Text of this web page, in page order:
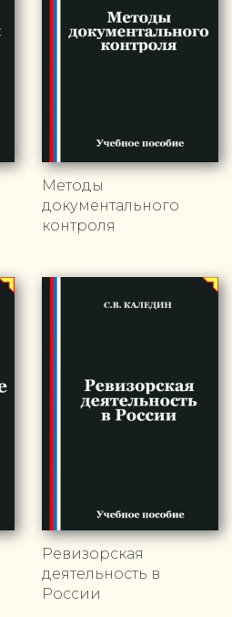
Методы
документального
контроля
Ревизорская
деятельность в
России